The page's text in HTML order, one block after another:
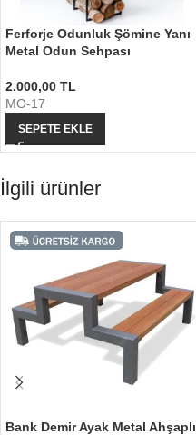
Ferforje Odunluk Şömine Yanı
Metal Odun Sehpası
2.000,00 TL
MO-17
SEPETE EKLE
İlgili ürünler
Bank Demir Ayak Metal Ahşaplı